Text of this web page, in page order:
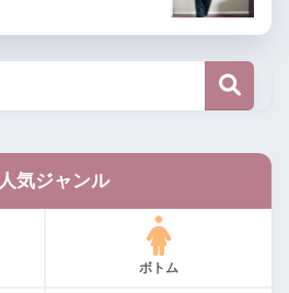
人気ジャンル
ボトム